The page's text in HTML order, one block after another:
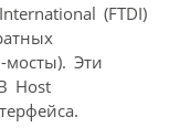
(FTDI)
мосты). Эти
Host